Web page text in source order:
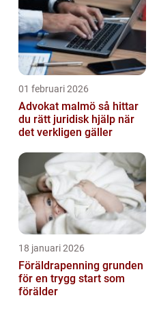
01 februari 2026
Advokat malmö så hittar
du rätt juridisk hjälp när
det verkligen gäller
18 januari 2026
Föräldrapenning grunden
för en trygg start som
förälder